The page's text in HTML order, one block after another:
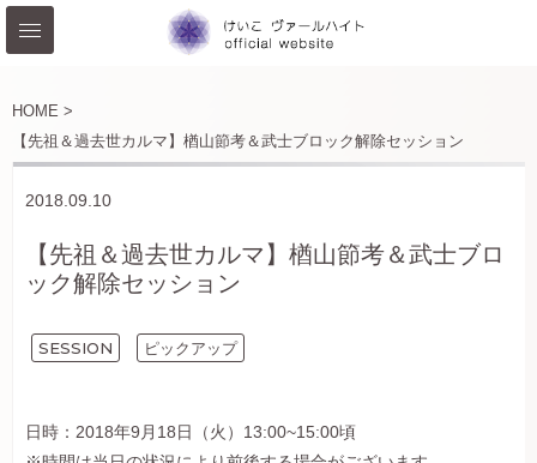
HOME >
【先祖＆過去世カルマ】楢山節考＆武士ブロック解除セッション
2018.09.10
【先祖＆過去世カルマ】楢山節考＆武士ブロ
ック解除セッション
SESSION ピックアップ
日時：2018年9月18日（火）13:00~15:00頃